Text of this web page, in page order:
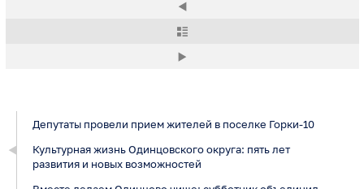
Депутаты провели прием жителей в поселке Горки-10
Культурная жизнь Одинцовского округа: пять лет
развития и новых возможностей